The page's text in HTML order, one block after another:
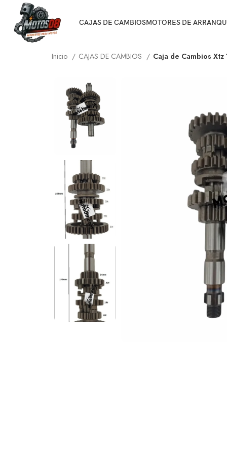
CAJAS DE CAMBIOSMOTORES DE
Inicio CAJAS DE CAMBIOS Caja de Cambios Xtz